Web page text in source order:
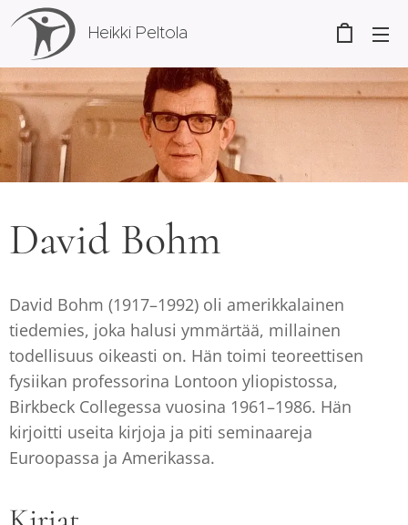
Heikki Peltola
David Bohm
David Bohm (1917–1992) oli amerikkalainen
tiedemies, joka halusi ymmärtää, millainen
todellisuus oikeasti on. Hän toimi teoreettisen
fysiikan professorina Lontoon yliopistossa,
Birkbeck Collegessa vuosina 1961–1986. Hän
kirjoitti useita kirjoja ja piti seminaareja
Euroopassa ja Amerikassa.